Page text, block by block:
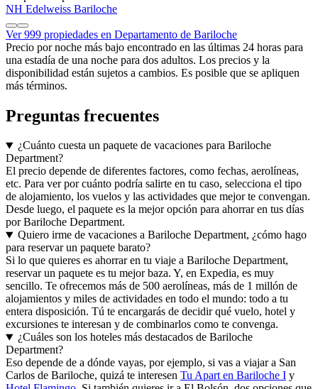
NH Edelweiss Bariloche
Ver 999 propiedades en Departamento de Bariloche
Precio por noche más bajo encontrado en las últimas 24 horas para
una estadía de una noche para dos adultos. Los precios y la
disponibilidad están sujetos a cambios. Es posible que se apliquen
más términos.
Preguntas frecuentes
¿Cuánto cuesta un paquete de vacaciones para Bariloche
Department?
El precio depende de diferentes factores, como fechas, aerolíneas,
etc. Para ver por cuánto podría salirte en tu caso, selecciona el tipo
de alojamiento, los vuelos y las actividades que mejor te convengan.
Desde luego, el paquete es la mejor opción para ahorrar en tus días
por Bariloche Department.
Quiero irme de vacaciones a Bariloche Department, ¿cómo hago
para reservar un paquete barato?
Si lo que quieres es ahorrar en tu viaje a Bariloche Department,
reservar un paquete es tu mejor baza. Y, en Expedia, es muy
sencillo. Te ofrecemos más de 500 aerolíneas, más de 1 millón de
alojamientos y miles de actividades en todo el mundo: todo a tu
entera disposición. Tú te encargarás de decidir qué vuelo, hotel y
excursiones te interesan y de combinarlos como te convenga.
¿Cuáles son los hoteles más destacados de Bariloche
Department?
Eso depende de a dónde vayas, por ejemplo, si vas a viajar a San
Carlos de Bariloche, quizá te interesen Tu Apart en Bariloche I y